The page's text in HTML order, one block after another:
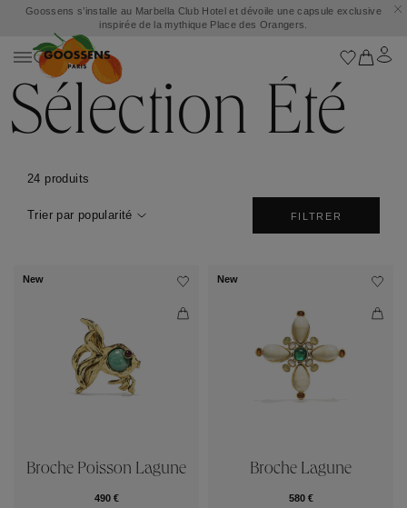
Goossens s’installe au Marbella Club Hotel et dévoile une capsule exclusive
inspirée de la mythique Place des Orangers.
Sélection Été
24 produits
Trier par popularité FILTRER
New
Broche Poisson Lagune
490 €
New
Broche Lagune
580 €